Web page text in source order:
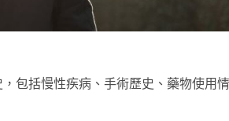
包括慢性疾病、手術歷史、藥物使用